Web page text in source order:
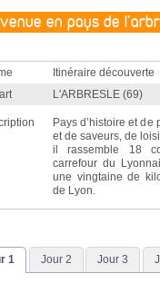
en pays de
Itinéraire découverte
L'ARBRESLE (69)
Pays d’histoire et
et de saveurs, de
il rassemble 18
carrefour du
une vingtaine de
de Lyon.
1
Jour 2 Jour 3